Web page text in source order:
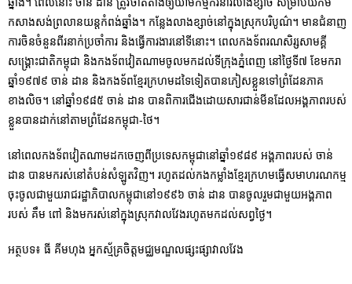
ឆ្នាំង។ ពេលនោះ ចាន់ ដាន ត្រូវចាត់តាំងឲ្យយាមកម្មករនារីលាងខ្សាច់ សម្រាប់យកម
កសាងសង់ព្រលានយន្តកំពង់ឆ្នាំង។ កន្លែងលាងខ្សាច់នៅក្នុងស្រុកបរិបូណ៌។ មានជំនាញ
ការចិនចំនួនពីរនាក់ប្រចាំការ និងធ្វើការងារនៅទីនោះ។ ពេលកងទ័ពរណសិរ្សសាមគ្គី
សង្គ្រោះជាតិកម្ពុជា និងកងទ័ពវៀតណាមចូលមកដល់ទីក្រុងភ្នំពេញ នៅថ្ងៃទី៧ ខែមករា
ឆ្នាំ១៩៧៩ ​ចាន់ ដាន និងកងទ័ពខ្មែរក្រហមដទៃទៀតបានភៀសខ្លួនទៅព្រំដែនភាគ
ខាងលិច។ នៅឆ្នាំ១៩៨៥ ចាន់ ដាន បានពិការជើងដោយសារជាន់មីនដែលអង្គភាពរបស់
ខ្លួនបានដាក់នៅតាមព្រំដែនកម្ពុជា-ថៃ។
នៅពេលកងទ័ពវៀតណាមដកចេញពីប្រទេសកម្ពុជានៅឆ្នាំ១៩៨៩ អង្គភាពរបស់ ចាន់
ដាន បានមករស់នៅតំបន់សំឡូតវិញ។ រហូតដល់កងកម្លាំងខ្មែរក្រហមធ្វើសមាហរណកម្ម
ចុះចូលជាមួយរាជរដ្ឋាភិបាលកម្ពុជានៅ១៩៩៦ ចាន់ ដាន បានចូលរួមជាមួយអង្គភាព
របស់ គឹម ពៅ និងមករស់នៅក្នុងស្រុកវាលវែងរហូតមកដល់សព្វថ្ងៃ។
អត្ថបទ៖ ធី គីមហុង អ្នកស្ម័គ្រចិត្តមជ្ឈមណ្ឌលផ្សះផ្សាវាលវែង